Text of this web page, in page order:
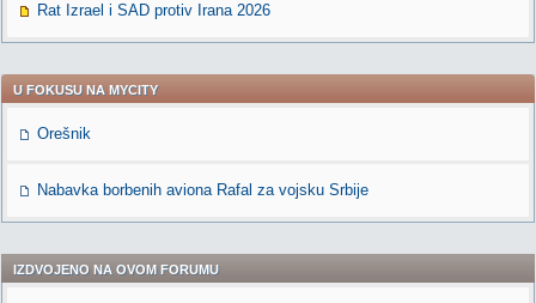
Rat Izrael i SAD protiv Irana 2026
U FOKUSU NA MYCITY
Orešnik
Nabavka borbenih aviona Rafal za vojsku Srbije
IZDVOJENO NA OVOM FORUMU